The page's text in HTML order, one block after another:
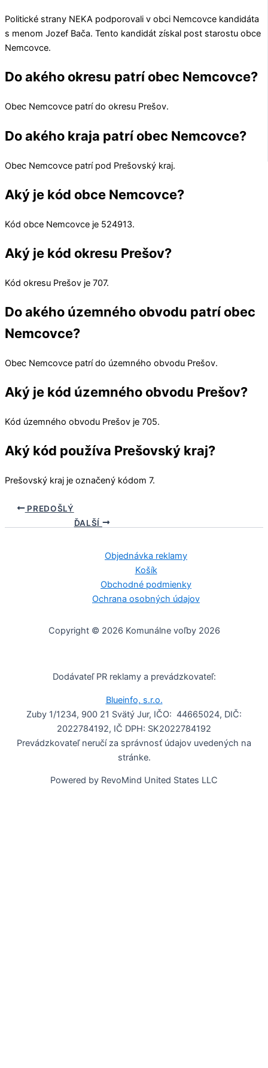
Politické strany NEKA podporovali v obci Nemcovce kandidáta
s menom Jozef Bača. Tento kandidát získal post starostu obce
Nemcovce.
Do akého okresu patrí obec Nemcovce?
Obec Nemcovce patrí do okresu Prešov.
Do akého kraja patrí obec Nemcovce?
Obec Nemcovce patrí pod Prešovský kraj.
Aký je kód obce Nemcovce?
Kód obce Nemcovce je 524913.
Aký je kód okresu Prešov?
Kód okresu Prešov je 707.
Do akého územného obvodu patrí obec
Nemcovce?
Obec Nemcovce patrí do územného obvodu Prešov.
Aký je kód územného obvodu Prešov?
Kód územného obvodu Prešov je 705.
Aký kód používa Prešovský kraj?
Prešovský kraj je označený kódom 7.
PREDOŠLÝ
ĎALŠÍ
Objednávka reklamy
Košík
Obchodné podmienky
Ochrana osobných údajov
Copyright © 2026 Komunálne voľby 2026
Dodávateľ PR reklamy a prevádzkovateľ:
Blueinfo, s.r.o.
Zuby 1/1234, 900 21 Svätý Jur, IČO: 44665024, DIČ:
2022784192, IČ DPH: SK2022784192
Prevádzkovateľ neručí za správnosť údajov uvedených na
stránke.
Powered by RevoMind United States LLC